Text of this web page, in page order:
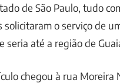
de São Paulo, tudo
o serviço de
seria até a região de
chegou à rua Moreira